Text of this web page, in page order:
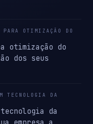
OTIMIZAÇÃO DO
otimização do
dos seus
TECNOLOGIA DA
da